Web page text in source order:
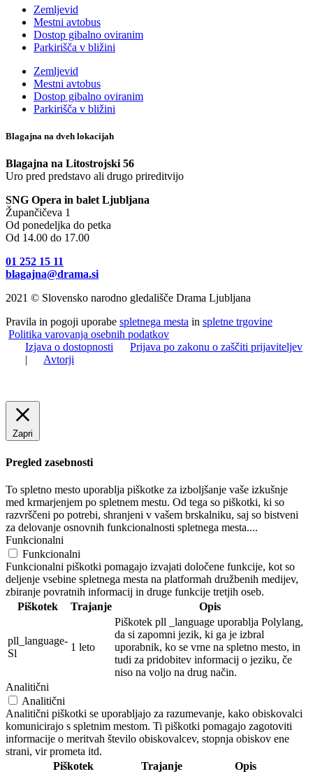
Zemljevid
Mestni avtobus
Dostop gibalno oviranim
Parkirišča v bližini
Zemljevid
Mestni avtobus
Dostop gibalno oviranim
Parkirišča v bližini
Blagajna na dveh lokacijah
Blagajna na Litostrojski 56
Uro pred predstavo ali drugo prireditvijo
SNG Opera in balet Ljubljana
Župančičeva 1
Od ponedeljka do petka
Od 14.00 do 17.00
01 252 15 11
blagajna@drama.si
2021 © Slovensko narodno gledališče Drama Ljubljana
Pravila in pogoji uporabe spletnega mesta in spletne trgovine
Politika varovanja osebnih podatkov
Izjava o dostopnosti
Prijava po zakonu o zaščiti prijaviteljev
Avtorji
Zapri
Pregled zasebnosti
To spletno mesto uporablja piškotke za izboljšanje vaše izkušnje
med krmarjenjem po spletnem mestu. Od tega so piškotki, ki so
razvrščeni po potrebi, shranjeni v vašem brskalniku, saj so bistveni
za delovanje osnovnih funkcionalnosti spletnega mesta....
Funkcionalni
Funkcionalni
Funkcionalni piškotki pomagajo izvajati določene funkcije, kot so
deljenje vsebine spletnega mesta na platformah družbenih medijev,
zbiranje povratnih informacij in druge funkcije tretjih oseb.
Piškotek
Trajanje Opis
pll_language-
Sl
1 leto
Piškotek pll _language uporablja Polylang,
da si zapomni jezik, ki ga je izbral
uporabnik, ko se vrne na spletno mesto, in
tudi za pridobitev informacij o jeziku, če
niso na voljo na drug način.
Analitični
Analitični
Analitični piškotki se uporabljajo za razumevanje, kako obiskovalci
komunicirajo s spletnim mestom. Ti piškotki pomagajo zagotoviti
informacije o meritvah število obiskovalcev, stopnja obiskov ene
strani, vir prometa itd.
Piškotek
Trajanje Opis